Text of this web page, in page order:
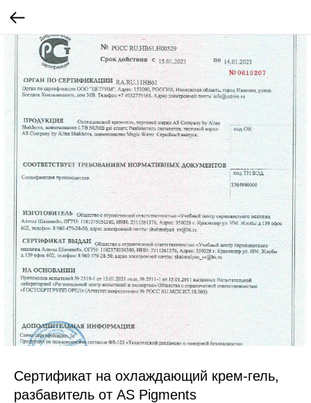
Сертификат на охлаждающий крем-гель,
разбавитель от AS Pigments